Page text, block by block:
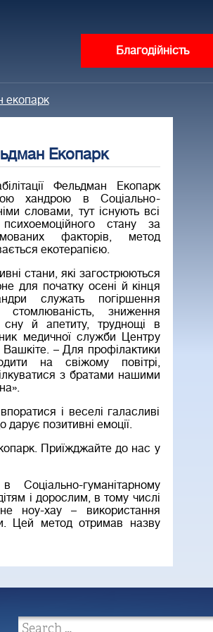
Благодійність
екопарк
Екопарк
Фельдман Екопарк
хандрою в Соціально-
словами, тут існують всі
стану за
факторів, метод
екотерапією.
стани, які загострюються
для початку осені й кінця
служать погіршення
зниження
сну й апетиту, труднощі в
медичної служби Центру
Вашкіте. – Для профілактики
на свіжому повітрі,
з братами нашими
і веселі галасливі
дарує позитивні емоції.
Приїжджайте до нас у
гуманітарному
і дорослим, в тому числі
ноу-хау – використання
Цей метод отримав назву